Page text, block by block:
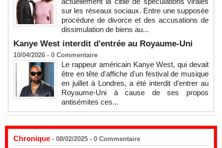
sur les réseaux sociaux. Entre une supposée
procédure de divorce et des accusations de
dissimulation de biens au...
Kanye West interdit d'entrée au Royaume-Uni
10/04/2026 - 0 Commentaire
Le rappeur américain Kanye West, qui devait
être en tête d'affiche d'un festival de musique
en juillet à Londres, a été interdit d'entrer au
Royaume-Uni à cause de ses propos
antisémites ces...
Chronique - 08/02/2025 - 0 Commentaire